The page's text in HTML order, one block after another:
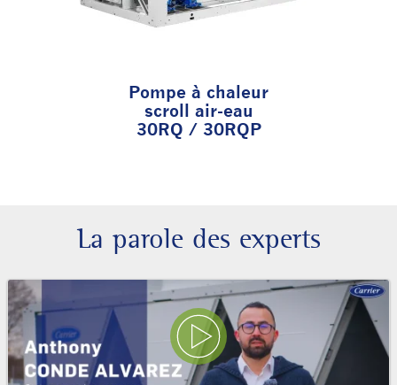
Pompe à chaleur
scroll air-eau
30RQ / 30RQP
La parole des experts
Lire la vidéo